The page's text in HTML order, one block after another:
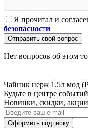
Я прочитал и
безопасности
Отправить свой вопрос
Нет вопросов об этом
Чайник нерж 1.5л мод
Будьте в центре
Новинки, скидки,
Оформить подписку